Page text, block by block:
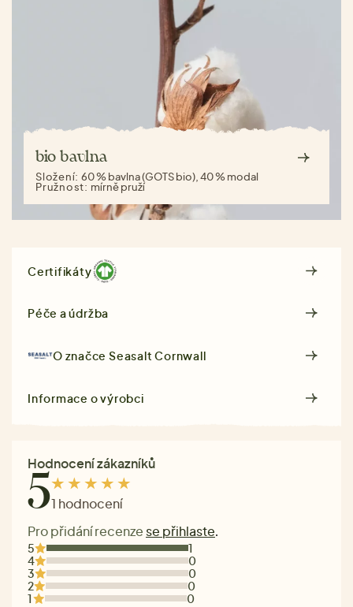
bio bavlna
Složení:60 % bavlna (GOTS bio), 40 % modal
Pružnost: mírně pruží
Certifikáty
Péče a údržba
O značceSeasalt Cornwall
Informace o výrobci
Hodnocení zákazníků
51 hodnocení
Pro přidání recenze se přihlaste.
5
1
4
0
3
0
2
0
1
0